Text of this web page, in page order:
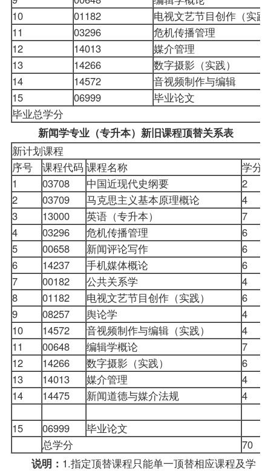
10
01182
电视文艺节目创作（实践
11
03296
危机传播管理
12
14013
媒介管理
13
14266
数字摄影（实践）
14
14572
音视频制作与编辑
15
06999
毕业论文
毕业总学分
新闻学专业（专升本）新旧课程顶替关系表
新计划课程
序号
课程代码 课程名称
学分
1
03708 中国近现代史纲要
2
2
03709 马克思主义基本原理概论
4
3
13000 英语（专升本）
7
4
03296 危机传播管理
6
5
00658 新闻评论写作
6
6
14237 手机媒体概论
6
7
00182 公共关系学
4
8
01182 电视文艺节目创作（实践）
6
9
08257 舆论学
4
10
14572 音视频制作与编辑（实践）
4
11
00648 编辑学概论
7
12
14266 数字摄影（实践）
6
13
14013 媒介管理
4
14
14475 新闻道德与媒介法规 4
15 06999
毕业论文
总学分
70
说明： 1.指定顶替课程只能单一顶替相应课程及学